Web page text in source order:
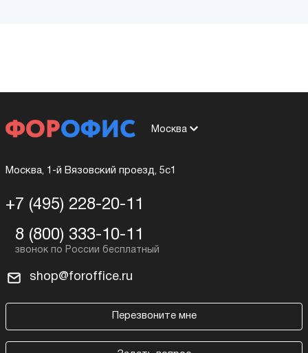
Москва
Москва, 1-й Вязовский проезд, 5с1
+7 (495) 228-20-11
8 (800) 333-10-11
shop@foroffice.ru
Перезвоните мне